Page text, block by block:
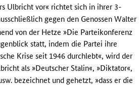
Ulbricht vor« richtet sich in ihrer 3-
gegen den Genossen Walter
von der Hetze »Die Parteikonferenz
statt, indem die Partei ihre
Krise seit 1946 durchlebt«, wird der
als »Deutscher Stalin«, »Diktator«,
bezeichnet und gehetzt, »dass er die